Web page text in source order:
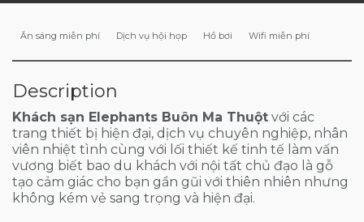
Ăn sáng miễn phí Dịch vụ hội họp Hồ bơi Wifi miễn phí
Description
Khách sạn Elephants Buôn Ma Thuột với các
trang thiết bị hiện đại, dịch vụ chuyên nghiệp, nhân
viên nhiệt tình cùng với lối thiết kế tinh tế làm vấn
vương biết bao du khách với nội tất chủ đạo là gỗ
tạo cảm giác cho bạn gần gũi với thiên nhiên nhưng
không kém vẻ sang trọng và hiện đại.